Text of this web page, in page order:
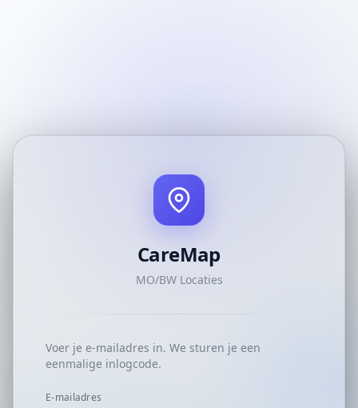
CareMap
MO/BW Locaties
Voer je e-mailadres in. We sturen je een
eenmalige inlogcode.
E-mailadres